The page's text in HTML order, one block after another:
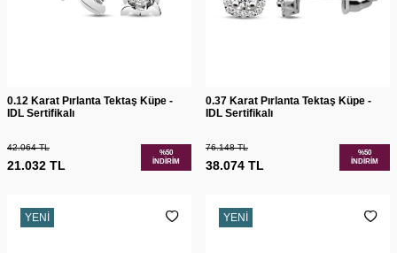
0.12 Karat Pırlanta Tektaş Küpe -
IDL Sertifikalı
42.064TL
21.032 TL
%50
İNDIRIM
0.37 Karat Pırlanta Tektaş Küpe -
IDL Sertifikalı
76.148TL
38.074 TL
%50
İNDIRIM
YENI YENI